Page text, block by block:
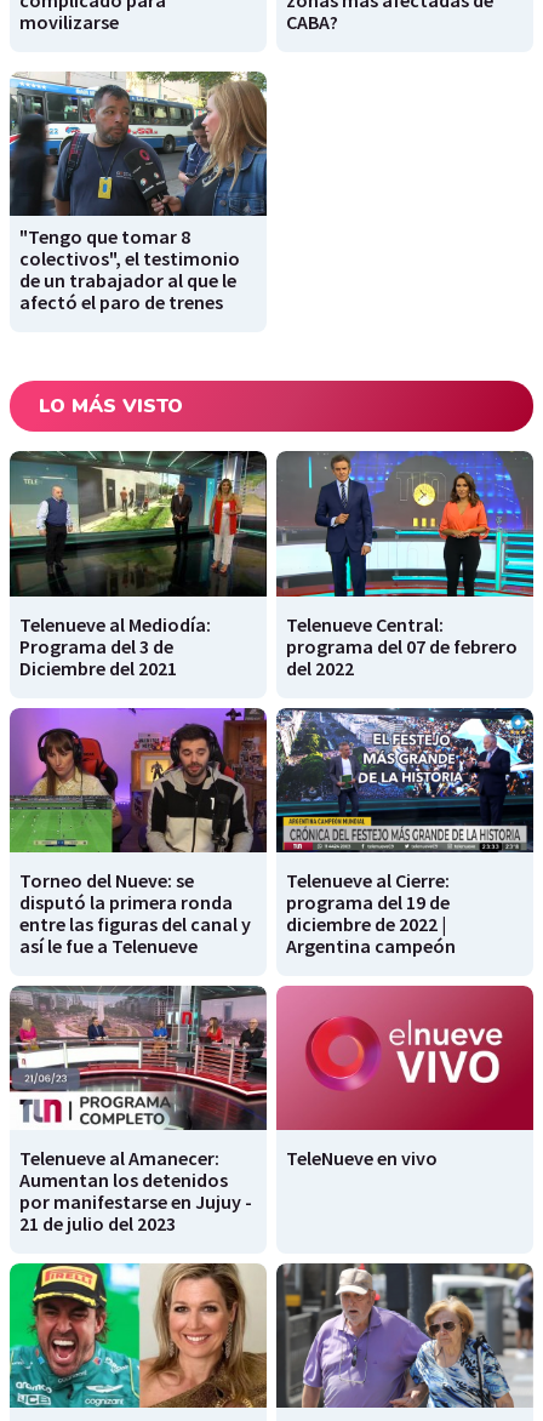
movilizarse
CABA?
"Tengo que tomar 8
colectivos", el testimonio
de un trabajador al que le
afectó el paro de trenes
LO MÁS VISTO
Telenueve al Mediodía:
Programa del 3 de
Diciembre del 2021
Telenueve Central:
programa del 07 de febrero
del 2022
Torneo del Nueve: se
disputó la primera ronda
entre las figuras del canal y
así le fue a Telenueve
Telenueve al Cierre:
programa del 19 de
diciembre de 2022 |
Argentina campeón
Telenueve al Amanecer:
Aumentan los detenidos
por manifestarse en Jujuy -
21 de julio del 2023
TeleNueve en vivo